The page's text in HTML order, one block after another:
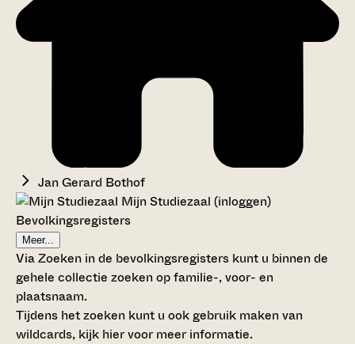
Jan Gerard Bothof
Mijn Studiezaal (inloggen)
Bevolkingsregisters
Meer...
Via Zoeken in de bevolkingsregisters kunt u binnen de
gehele collectie zoeken op familie-, voor- en
plaatsnaam.
Tijdens het zoeken kunt u ook gebruik maken van
wildcards, kijk hier voor meer informatie.